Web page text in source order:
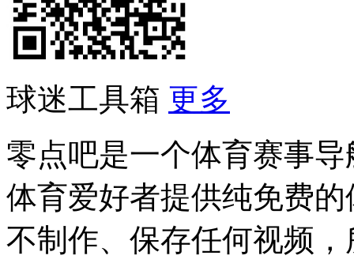
球迷工具箱 更多
零点吧是一个体育赛事
体育爱好者提供纯免费
不制作、保存任何视频